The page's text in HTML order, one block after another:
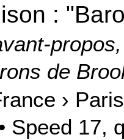
:
de
›
Speed 17,